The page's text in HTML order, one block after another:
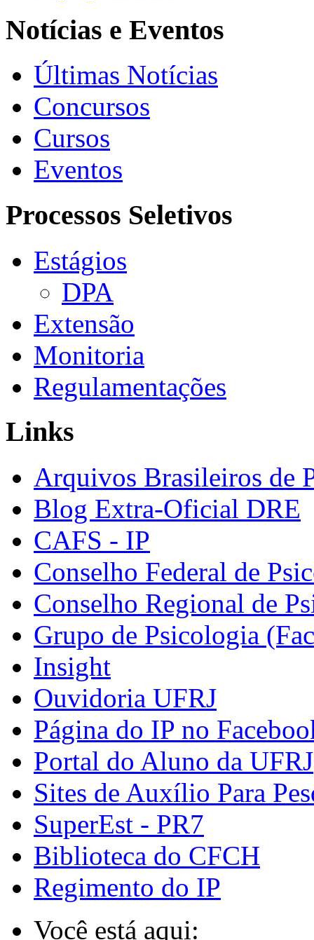
Notícias e Eventos
Últimas Notícias
Concursos
Cursos
Eventos
Processos Seletivos
Estágios
DPA
Extensão
Monitoria
Regulamentações
Links
Arquivos Brasileiros de
Blog Extra-Oficial DRE
CAFS - IP
Conselho Federal de
Conselho Regional de
Grupo de Psicologia
Insight
Ouvidoria UFRJ
Página do IP no
Portal do Aluno da UFRJ
Sites de Auxílio Para
SuperEst - PR7
Biblioteca do CFCH
Regimento do IP
Você está aqui: